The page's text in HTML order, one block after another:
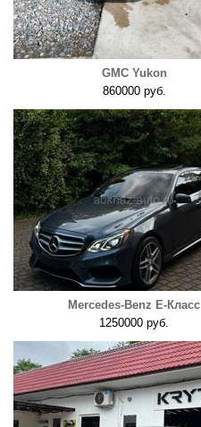
GMC Yukon
860000 руб.
Mercedes-Benz E-Класс
1250000 руб.